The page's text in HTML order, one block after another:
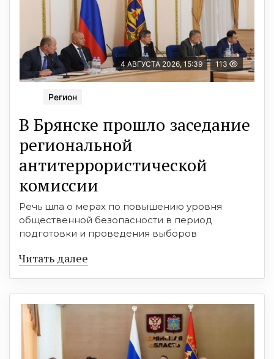
4 АВГУСТА 2026, 15:39 113
Регион
В Брянске прошло заседание
региональной
антитеррористической
комиссии
Речь шла о мерах по повышению уровня
общественной безопасности в период
подготовки и проведения выборов
Читать далее